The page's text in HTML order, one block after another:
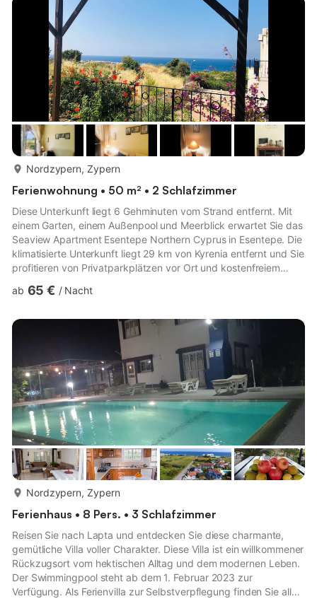
Nordzypern, Zypern
Ferienwohnung • 50 m² • 2 Schlafzimmer
Diese Unterkunft liegt 6 Gehminuten vom Strand entfernt. Mit
einem Garten, einem Außenpool und Meerblick erwartet Sie das
Seaview Apartment Esentepe Northern Cyprus in Esentepe. Die
klimatisierte Unterkunft liegt 29 km von Kyrenia entfernt und Sie
profitieren von Privatparkplätzen vor Ort und kostenfreiem
ausgestattete Küche mit Geschirrspüler und Kühlschrank sowie
verfügt über eine schöne Terrasse mit herrlichem Meerblick.
Handtücher und Bettwäsche werden gestellt. Bei Bedarf is...
ab 65 € / Nacht
Nordzypern, Zypern
Ferienhaus • 8 Pers. • 3 Schlafzimmer
Reisen Sie nach Lapta und entdecken Sie diese charmante,
gemütliche Villa voller Charakter. Diese Villa ist ein willkommener
Rückzugsort vom hektischen Alltag und dem modernen Leben.
Der Swimmingpool steht ab dem 1. Februar 2023 zur
Verfügung. Als Ferienvilla zur Selbstverpflegung finden Sie alles,